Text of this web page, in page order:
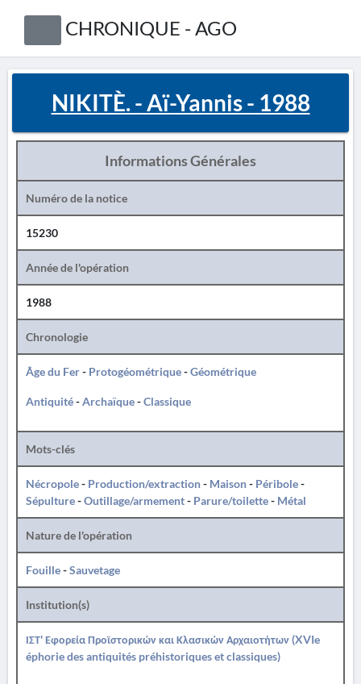
CHRONIQUE - AGO
NIKITÈ. - Aï-Yannis - 1988
Informations Générales
Numéro de la notice
15230
Année de l'opération
1988
Chronologie
Âge du Fer- Protogéométrique-Géométrique
Antiquité-Archaïque-Classique
Mots-clés
Nécropole- Production/extraction- Maison- Péribole-
Sépulture-Outillage/armement- Parure/toilette- Métal
Nature de l'opération
Fouille-Sauvetage
Institution(s)
ΙΣΤ' Εφορεία Προϊστορικών και Κλασικών Αρχαιοτήτων (XVIe
éphorie des antiquités préhistoriques et classiques)